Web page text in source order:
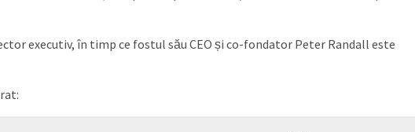
executiv, în timp ce fostul său CEO și co-fondator Peter Randall este